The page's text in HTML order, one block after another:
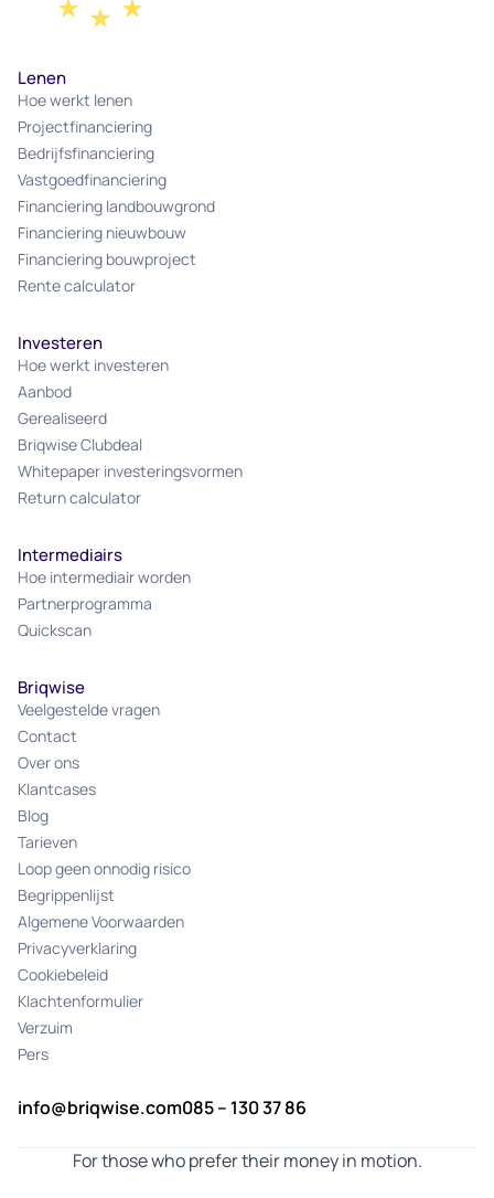
Lenen
Hoe werkt lenen
Projectfinanciering
Bedrijfsfinanciering
Vastgoedfinanciering
Financiering landbouwgrond
Financiering nieuwbouw
Financiering bouwproject
Rente calculator
Investeren
Hoe werkt investeren
Aanbod
Gerealiseerd
Briqwise Clubdeal
Whitepaper investeringsvormen
Return calculator
Intermediairs
Hoe intermediair worden
Partnerprogramma
Quickscan
Briqwise
Veelgestelde vragen
Contact
Over ons
Klantcases
Blog
Tarieven
Loop geen onnodig risico
Begrippenlijst
Algemene Voorwaarden
Privacyverklaring
Cookiebeleid
Klachtenformulier
Verzuim
Pers
info@briqwise.com085 – 130 37 86
For those who prefer their money in motion.